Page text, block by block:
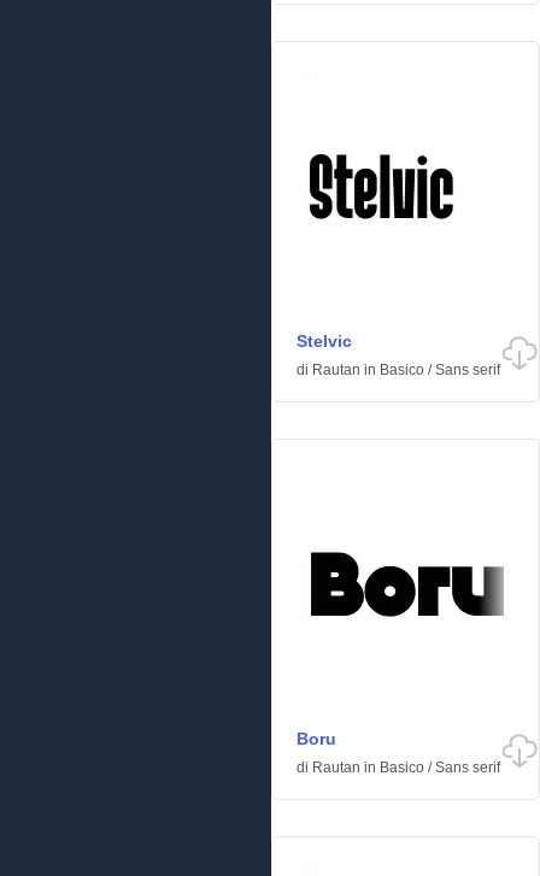
Stelvic
di Rautan in Basico /Sans serif
Boru
di Rautan in Basico /Sans serif